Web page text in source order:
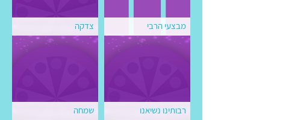
מבצעי הרבי צדקה
רבותינו נשיאנו שמחה